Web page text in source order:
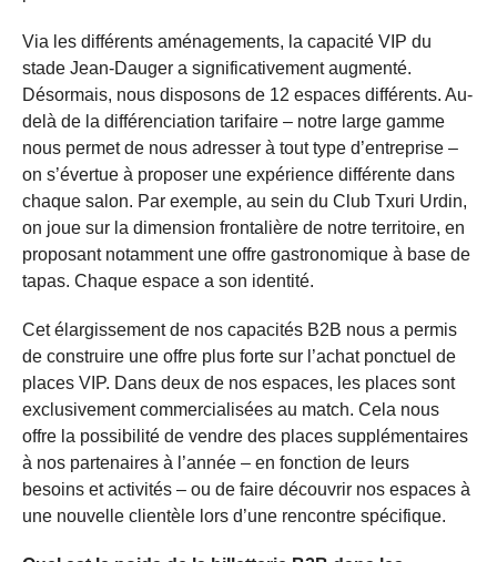
Via les différents aménagements, la capacité VIP du
stade Jean-Dauger a significativement augmenté.
Désormais, nous disposons de 12 espaces différents. Au-
delà de la différenciation tarifaire – notre large gamme
nous permet de nous adresser à tout type d’entreprise –
on s’évertue à proposer une expérience différente dans
chaque salon. Par exemple, au sein du Club Txuri Urdin,
on joue sur la dimension frontalière de notre territoire, en
proposant notamment une offre gastronomique à base de
tapas. Chaque espace a son identité.
Cet élargissement de nos capacités B2B nous a permis
de construire une offre plus forte sur l’achat ponctuel de
places VIP. Dans deux de nos espaces, les places sont
exclusivement commercialisées au match. Cela nous
offre la possibilité de vendre des places supplémentaires
à nos partenaires à l’année – en fonction de leurs
besoins et activités – ou de faire découvrir nos espaces à
une nouvelle clientèle lors d’une rencontre spécifique.